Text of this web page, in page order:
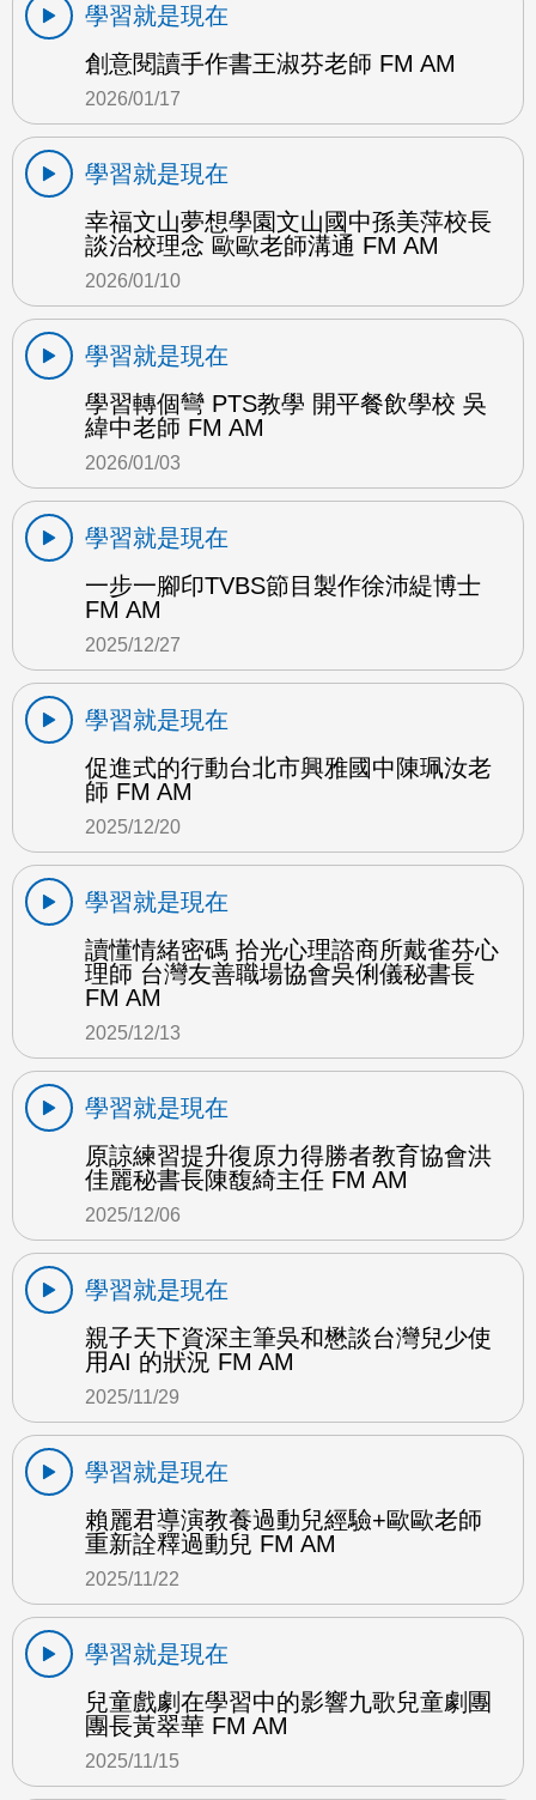
學習就是現在
創意閱讀手作書王淑芬老師 FM AM
2026/01/17
學習就是現在
幸福文山夢想學園文山國中孫美萍校長
談治校理念 歐歐老師溝通 FM AM
2026/01/10
學習就是現在
學習轉個彎 PTS教學 開平餐飲學校 吳
緯中老師 FM AM
2026/01/03
學習就是現在
一步一腳印TVBS節目製作徐沛緹博士
FM AM
2025/12/27
學習就是現在
促進式的行動台北市興雅國中陳珮汝老
師 FM AM
2025/12/20
學習就是現在
讀懂情緒密碼 拾光心理諮商所戴雀芬心
理師 台灣友善職場協會吳俐儀秘書長
FM AM
2025/12/13
學習就是現在
原諒練習提升復原力得勝者教育協會洪
佳麗秘書長陳馥綺主任 FM AM
2025/12/06
學習就是現在
親子天下資深主筆吳和懋談台灣兒少使
用AI 的狀況 FM AM
2025/11/29
學習就是現在
賴麗君導演教養過動兒經驗+歐歐老師
重新詮釋過動兒 FM AM
2025/11/22
學習就是現在
兒童戲劇在學習中的影響九歌兒童劇團
團長黃翠華 FM AM
2025/11/15